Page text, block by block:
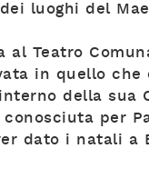
luoghi del
al Teatro
in quello che
della sua
conosciuta per
dato i natali a